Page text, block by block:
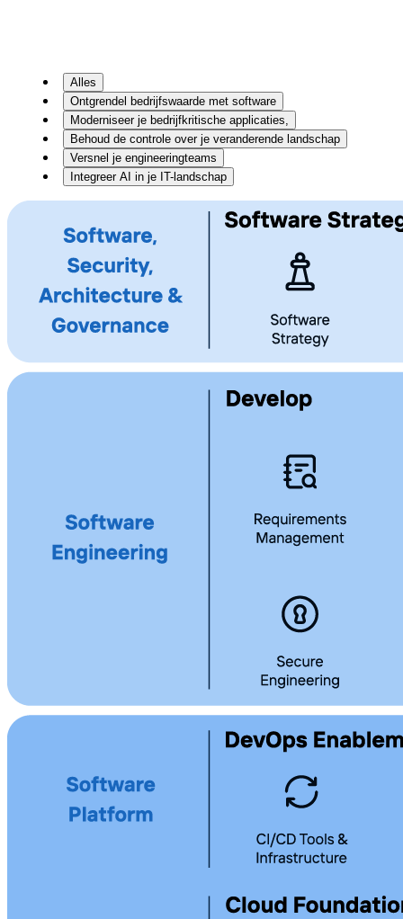
Alles
Ontgrendel bedrijfswaarde met software
Moderniseer je bedrijfkritische applicaties,
Behoud de controle over je veranderende landschap
Versnel je engineeringteams
Integreer AI in je IT-landschap